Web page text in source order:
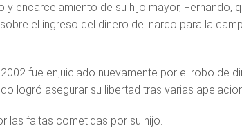
encarcelamiento de su hijo mayor, Fernando,
el ingreso del dinero del narco para la
fue enjuiciado nuevamente por el robo de
logró asegurar su libertad tras varias
las faltas cometidas por su hijo.